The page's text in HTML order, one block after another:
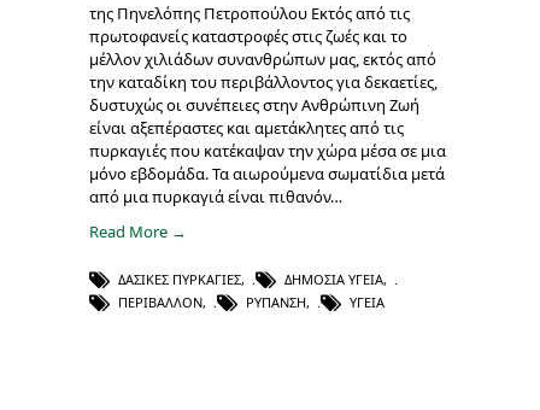
της Πηνελόπης Πετροπούλου Εκτός από τις
πρωτοφανείς καταστροφές στις ζωές και το
μέλλον χιλιάδων συνανθρώπων μας, εκτός από
την καταδίκη του περιβάλλοντος για δεκαετίες,
δυστυχώς οι συνέπειες στην Ανθρώπινη Ζωή
είναι αξεπέραστες και αμετάκλητες από τις
πυρκαγιές που κατέκαψαν την χώρα μέσα σε μια
μόνο εβδομάδα. Τα αιωρούμενα σωματίδια μετά
από μια πυρκαγιά είναι πιθανόν…
Read More →
ΔΑΣΙΚΈΣ ΠΥΡΚΑΓΙΈΣ, ΔΗΜΌΣΙΑ ΥΓΕΊΑ,
ΠΕΡΙΒΆΛΛΟΝ, ΡΎΠΑΝΣΗ, ΥΓΕΊΑ